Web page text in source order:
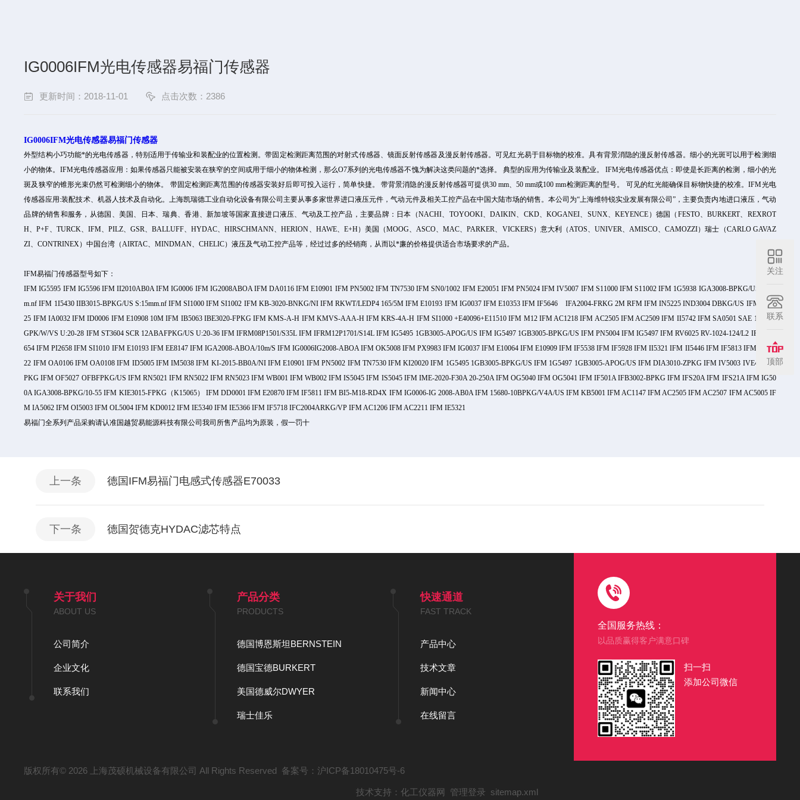
IG0006IFM光电传感器易福门传感器
更新时间：2018-11-01 点击次数：2386
IG0006IFM光电传感器易福门传感器
外型结构小巧功能*的光电传感器，特别适用于传输业和装配业的位置检测。带固定检测距离范围的对射式传感器、镜面反射传感器及漫反射传感器。可见红光易于目标物的校准。具有背景消隐的漫反射传感器。细小的光斑可以用于检测细
小的物体。IFM光电传感器应用：如果传感器只能被安装在狭窄的空间或用于细小的物体检测，那么O7系列的光电传感器不愧为解决这类问题的*选择。 典型的应用为传输业及装配业。 IFM光电传感器优点：即使是长距离的检测，细小的光
斑及狭窄的锥形光束仍然可检测细小的物体。 带固定检测距离范围的传感器安装好后即可投入运行，简单快捷。 带背景消隐的漫反射传感器可提供30 mm、50 mm或100 mm检测距离的型号。 可见的红光能确保目标物快捷的校准。IFM光电
传感器应用:装配技术、机器人技术及自动化。上海凯瑞德工业自动化设备有限公司主要从事多家世界进口液压元件，气动元件及相关工控产品在中国大陆市场的销售。本公司为“上海维特锐实业发展有限公司”，主要负责内地进口液压，气动
品牌的销售和服务，从德国、美国、日本、瑞典、香港、新加坡等国家直接进口液压、气动及工控产品，主要品牌：日本（NACHI、TOYOOKI、DAIKIN、CKD、KOGANEI、SUNX、KEYENCE）德国（FESTO、BURKERT、REXROT
H、P+F、TURCK、IFM、PILZ、GSR、BALLUFF、HYDAC、HIRSCHMANN、HERION、HAWE、E+H）美国（MOOG、ASCO、MAC、PARKER、VICKERS）意大利（ATOS、UNIVER、AMISCO、CAMOZZI）瑞士（CARLO GAVAZ
ZI、CONTRINEX）中国台湾（AIRTAC、MINDMAN、CHELIC）液压及气动工控产品等，经过过多的经销商，从而以*廉的价格提供适合市场要求的产品。
IFM易福门传感器型号如下：
IFM IG5595 IFM IG5596 IFM II2010AB0A IFM IG0006 IFM IG2008ABOA IFM DA0116 IFM E10901 IFM PN5002 IFM TN7530 IFM SN0/1002 IFM E20051 IFM PN5024 IFM IV5007 IFM S11000 IFM S11002 IFM 1G5938 IGA3008-BPKG/US S:8m
m.nf IFM 1I5430 IIB3015-BPKG/US S:15mm.nf IFM SI1000 IFM SI1002 IFM KB-3020-BNKG/NI IFM RKWT/LEDP4 165/5M IFM E10193 IFM IG0037 IFM E10353 IFM IF5646 IFA2004-FRKG 2M RFM IFM IN5225 IND3004 DBKG/US IFM IN52
25 IFM IA0032 IFM ID0006 IFM E10908 10M IFM IB5063 IBE3020-FPKG IFM KMS-A-H IFM KMVS-AAA-H IFM KRS-4A-H IFM SI1000 +E40096+E11510 IFM M12 IFM AC1218 IFM AC2505 IFM AC2509 IFM II5742 IFM SA0501 SAE 18BBD
GPK/W/VS U:20-28 IFM ST3604 SCR 12ABAFPKG/US U:20-36 IFM IFRM08P1501/S35L IFM IFRM12P1701/S14L IFM IG5495 1GB3005-APOG/US IFM IG5497 1GB3005-BPKG/US IFM PN5004 IFM IG5497 IFM RV6025 RV-1024-124/L2 IFM PI2
654 IFM PI2658 IFM SI1010 IFM E10193 IFM EE8147 IFM IGA2008-ABOA/10m/S IFM IG0006IG2008-ABOA IFM OK5008 IFM PX9983 IFM IG0037 IFM E10064 IFM E10909 IFM IF5538 IFM IF5928 IFM II5321 IFM II5446 IFM IF5813 IFM KD50
22 IFM OA0106 IFM OA0108 IFM ID5005 IFM IM5038 IFM KI-2015-BB0A/NI IFM E10901 IFM PN5002 IFM TN7530 IFM KI20020 IFM 1G5495 1GB3005-BPKG/US IFM 1G5497 1GB3005-APOG/US IFM DIA3010-ZPKG IFM IV5003 IVE4015-C
PKG IFM OF5027 OFBFPKG/US IFM RN5021 IFM RN5022 IFM RN5023 IFM WB001 IFM WB002 IFM IS5045 IFM IS5045 IFM IME-2020-F30A 20-250A IFM OG5040 IFM OG5041 IFM IF501A IFB3002-BPKG IFM IFS20A IFM IFS21A IFM IG50
0A IGA3008-BPKG/10-55 IFM KIE3015-FPKG（K15065） IFM DD0001 IFM E20870 IFM IF5811 IFM BI5-M18-RD4X IFM IG0006-IG 2008-AB0A IFM 15680-10BPKG/V4A/US IFM KB5001 IFM AC1147 IFM AC2505 IFM AC2507 IFM AC5005 IF
M IA5062 IFM OI5003 IFM OL5004 IFM KD0012 IFM IE5340 IFM IE5366 IFM IF5718 IFC2004ARKG/VP IFM AC1206 IFM AC2211 IFM IE5321
易福门全系列产品采购请认准国越贸易能源科技有限公司我司所售产品均为原装，假一罚十
上一条 德国IFM易福门电感式传感器E70033
下一条 德国贺德克HYDAC滤芯特点
全国服务热线：
以品质赢得客户满意口碑
扫一扫
添加公司微信
关于我们
ABOUT US
公司简介
企业文化
联系我们
产品分类
PRODUCTS
德国博恩斯坦BERNSTEIN
德国宝德BURKERT
美国德威尔DWYER
瑞士佳乐
快速通道
FAST TRACK
产品中心
技术文章
新闻中心
在线留言
版权所有© 2026 上海茂硕机械设备有限公司 All Rights Reserved 备案号： 沪ICP备18010475号-6
技术支持： 化工仪器网 管理登录 sitemap.xml
关注
联系
顶部